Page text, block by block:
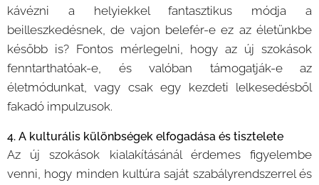
kávézni a helyiekkel fantasztikus módja a
beilleszkedésnek, de vajon belefér-e ez az életünkbe
később is? Fontos mérlegelni, hogy az új szokások
fenntarthatóak-e, és valóban támogatják-e az
életmódunkat, vagy csak egy kezdeti lelkesedésből
fakadó impulzusok.
4. A kulturális különbségek elfogadása és tisztelete
Az új szokások kialakításánál érdemes figyelembe
venni, hogy minden kultúra saját szabályrendszerrel és